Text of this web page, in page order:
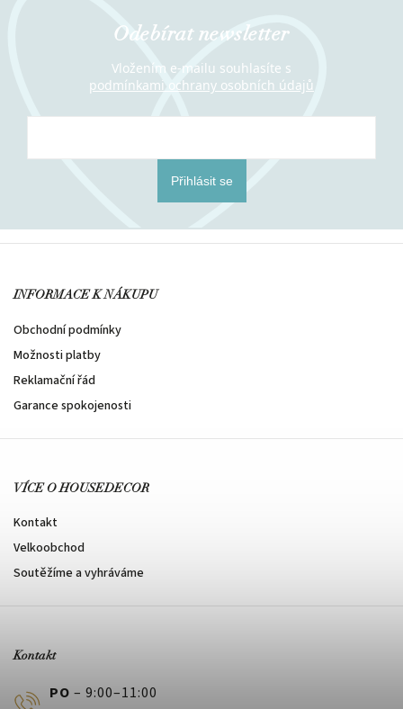
Odebírat newsletter
Vložením e-mailu souhlasíte s
podmínkami ochrany osobních údajů
Přihlásit se
INFORMACE K NÁKUPU
Obchodní podmínky
Možnosti platby
Reklamační řád
Garance spokojenosti
VÍCE O HOUSEDECOR
Kontakt
Velkoobchod
Soutěžíme a vyhráváme
Kontakt
PO – 9:00–11:00